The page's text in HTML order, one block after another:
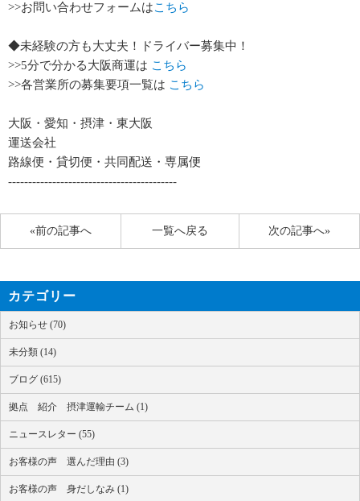
>>お問い合わせフォームはこちら
◆未経験の方も大丈夫！ドライバー募集中！
>>5分で分かる大阪商運は こちら
>>各営業所の募集要項一覧は こちら
大阪・愛知・摂津・東大阪
運送会社
路線便・貸切便・共同配送・専属便
------------------------------------------
«前の記事へ 次の記事へ»
一覧へ戻る
カテゴリー
お知らせ (70)
未分類 (14)
ブログ (615)
拠点 紹介 摂津運輸チーム (1)
ニュースレター (55)
お客様の声 選んだ理由 (3)
お客様の声 身だしなみ (1)